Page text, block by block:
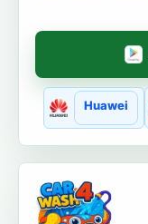
Huawei